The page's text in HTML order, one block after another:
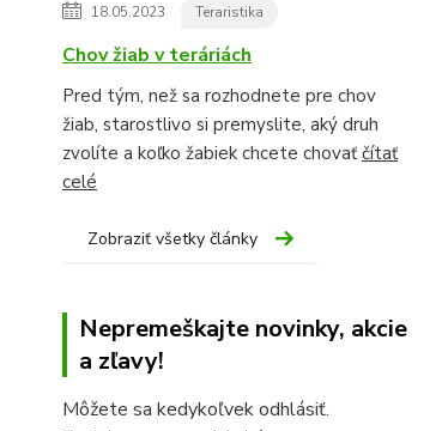
18.05.2023 Teraristika
Chov žiab v teráriách
Pred tým, než sa rozhodnete pre chov
žiab, starostlivo si premyslite, aký druh
zvolíte a koľko žabiek chcete chovaťčítať
celé
Zobraziť všetky články
Nepremeškajte novinky, akcie
a zľavy!
Môžete sa kedykoľvek odhlásiť.